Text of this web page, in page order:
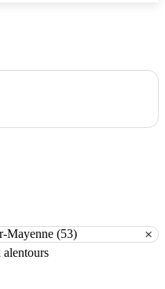
Mayenne (53) ×
alentours